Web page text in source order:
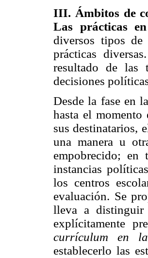
III. Ámbitos de
Las prácticas
diversos tipos
prácticas
resultado de las
decisiones
Desde la fase en
hasta el momento
sus destinatarios,
una manera u
empobrecido; en
instancias
los centros
evaluación. Se
lleva a
explícitamente
currículum en
establecerlo las